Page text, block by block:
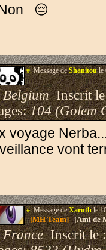
😔
#.Message deShanitoule
BelgiumInscrit
104 (Golem
voyage
vont
#.Message deXaruthle
[MH Team][Ami de
FranceInscrit le